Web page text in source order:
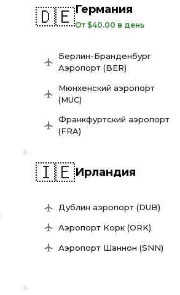
🇩🇪Германия
От $40.00 в день
Берлин-Бранденбург
Аэропорт (BER)
Мюнхенский аэропорт
(MUC)
Франкфуртский аэропорт
(FRA)
🇮🇪Ирландия
Дублин аэропорт (DUB)
Аэропорт Корк (ORK)
Аэропорт Шаннон (SNN)